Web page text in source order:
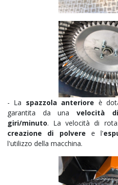
- La spazzola anteriore è
garantita da una velocità
giri/minuto. La velocità di
creazione di polvere e l'
l'utilizzo della macchina.